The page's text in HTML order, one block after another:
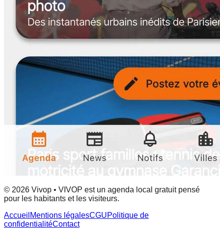
© 2026 Vivop • VIVOP est un agenda local gratuit pensé
pour les habitants et les visiteurs.
Accueil Mentions légalesCGUPolitique de
confidentialitéContact